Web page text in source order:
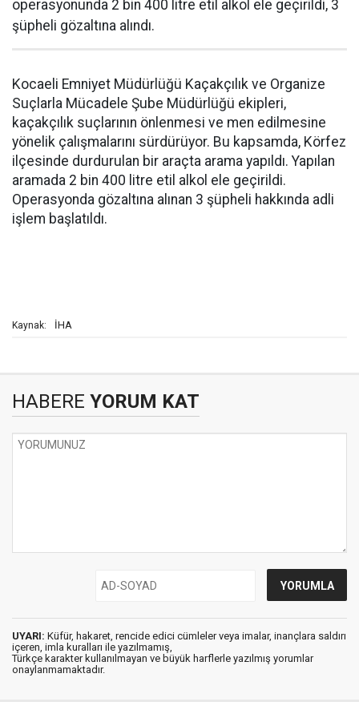
operasyonunda 2 bin 400 litre etil alkol ele geçirildi, 3
şüpheli gözaltına alındı.
Kocaeli Emniyet Müdürlüğü Kaçakçılık ve Organize
Suçlarla Mücadele Şube Müdürlüğü ekipleri,
kaçakçılık suçlarının önlenmesi ve men edilmesine
yönelik çalışmalarını sürdürüyor. Bu kapsamda, Körfez
ilçesinde durdurulan bir araçta arama yapıldı. Yapılan
aramada 2 bin 400 litre etil alkol ele geçirildi.
Operasyonda gözaltına alınan 3 şüpheli hakkında adli
işlem başlatıldı.
Kaynak: İHA
HABERE YORUM KAT
UYARI: Küfür, hakaret, rencide edici cümleler veya imalar, inançlara saldırı
içeren, imla kuralları ile yazılmamış,
Türkçe karakter kullanılmayan ve büyük harflerle yazılmış yorumlar
onaylanmamaktadır.